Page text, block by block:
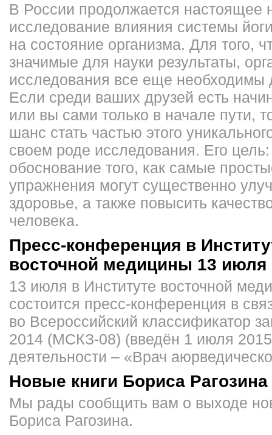
В России продолжается настоящее
исследование влияния системы
на состояние организма. Для того,
значимые для науки результаты,
исследования все еще необходимы
Если среди ваших друзей есть
или вы сами только в начале пути,
шанс стать частью этого
своем роде исследования. Его
обоснование того, как самые
упражнения могут существенно
здоровье, а также повысить
человека.
Пресс-конференция в
восточной медицины 13 июля
13 июля в Институте восточной
состоится пресс-конференция в
во Всероссийский классификатор
2014 (МСКЗ-08) (введён 1 июля 2015
деятельности – «Врач
Новые книги Бориса Рагозина
Мы рады сообщить вам о выходе
Бориса Рагозина.